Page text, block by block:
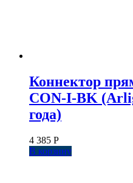
Коннектор
CON-I-BK
года)
4 385 Р
В корзину